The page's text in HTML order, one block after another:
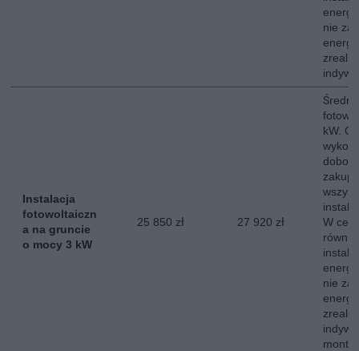
nie
Instalacja
fotowoltaiczn
a na gruncie
o mocy 3 kW
25 850 zł 27 920 zł
Średni
kW.
W
nie